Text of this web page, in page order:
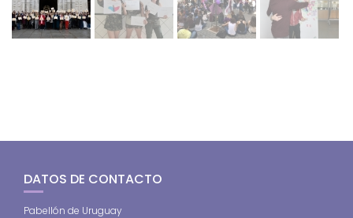
DATOS DE CONTACTO
Pabellón de Uruguay